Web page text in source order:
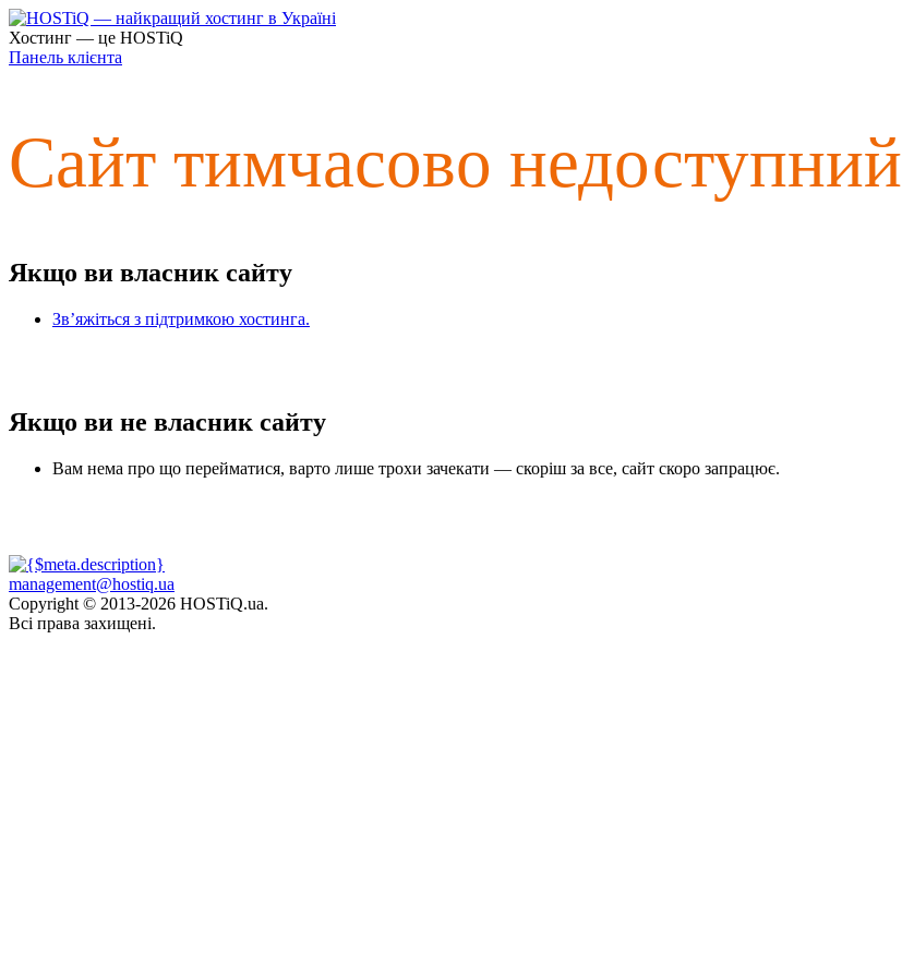
Хостинг — це HOSTiQ
Панель клієнта
Сайт тимчасово недоступний
Якщо ви власник сайту
Зв’яжіться з підтримкою хостинга.
Якщо ви не власник сайту
Вам нема про що перейматися, варто лише трохи зачекати — скоріш за все, сайт скоро запрацює.
management@hostiq.ua
Copyright © 2013-2026 HOSTiQ.ua.
Всі права захищені.